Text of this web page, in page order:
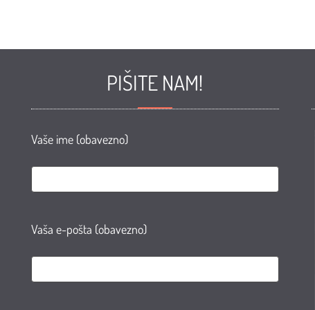
PIŠITE NAM!
Vaše ime (obavezno)
Vaša e-pošta (obavezno)